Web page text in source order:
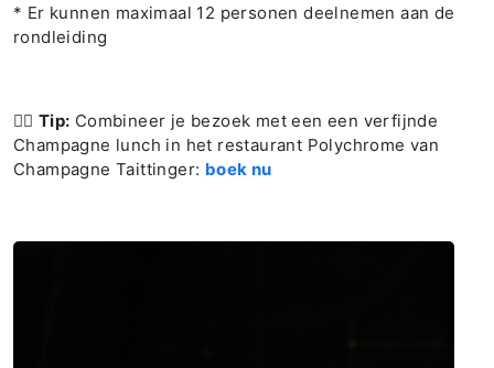
* Er kunnen maximaal 12 personen deelnemen aan de
rondleiding
👉🏻 Tip: Combineer je bezoek met een een verfijnde
Champagne lunch in het restaurant Polychrome van
Champagne Taittinger: boek nu